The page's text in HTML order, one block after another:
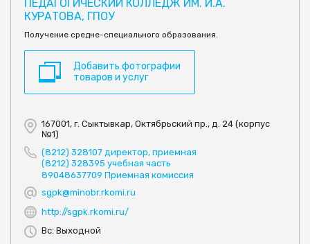
ПЕДАГОГИЧЕСКИЙ КОЛЛЕДЖ ИМ. И.А.
КУРАТОВА, ГПОУ
Получение средне-специального образования.
Добавить фотографии
товаров и услуг
167001, г. Сыктывкар, Октябрьский пр., д. 24 (корпус
№1)
(8212) 328107 директор, приемная
(8212) 328395 учебная часть
89048637709 Приемная комиссия
sgpk@minobr.rkomi.ru
http://sgpk.rkomi.ru/
Вс: Выходной